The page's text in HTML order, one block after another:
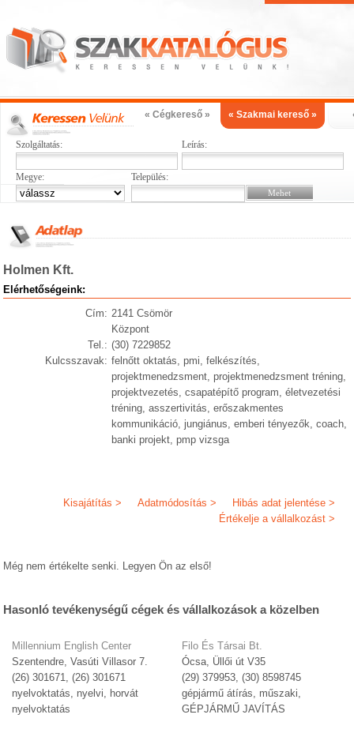
« Cégkereső » « Szakmai kereső »
Szolgáltatás: Leírás:
Megye: Település:
Holmen Kft.
Elérhetőségeink:
Cím: 2141 Csömör
Központ
Tel.: (30) 7229852
Kulcsszavak: felnőtt oktatás, pmi, felkészítés,
projektmenedzsment, projektmenedzsment tréning,
projektvezetés, csapatépítő program, életvezetési
tréning, asszertivitás, erőszakmentes
kommunikáció, jungiánus, emberi tényezők, coach,
banki projekt, pmp vizsga
Hibás adat jelentése >
Adatmódosítás >
Kisajátítás >
Értékelje a vállalkozást >
Még nem értékelte senki. Legyen Ön az első!
Hasonló tevékenységű cégek és vállalkozások a közelben
Millennium English Center
Szentendre, Vasúti Villasor 7.
(26) 301671, (26) 301671
nyelvoktatás, nyelvi, horvát
nyelvoktatás
Filo És Társai Bt.
Ócsa, Üllői út V35
(29) 379953, (30) 8598745
gépjármű átírás, műszaki,
GÉPJÁRMŰ JAVÍTÁS